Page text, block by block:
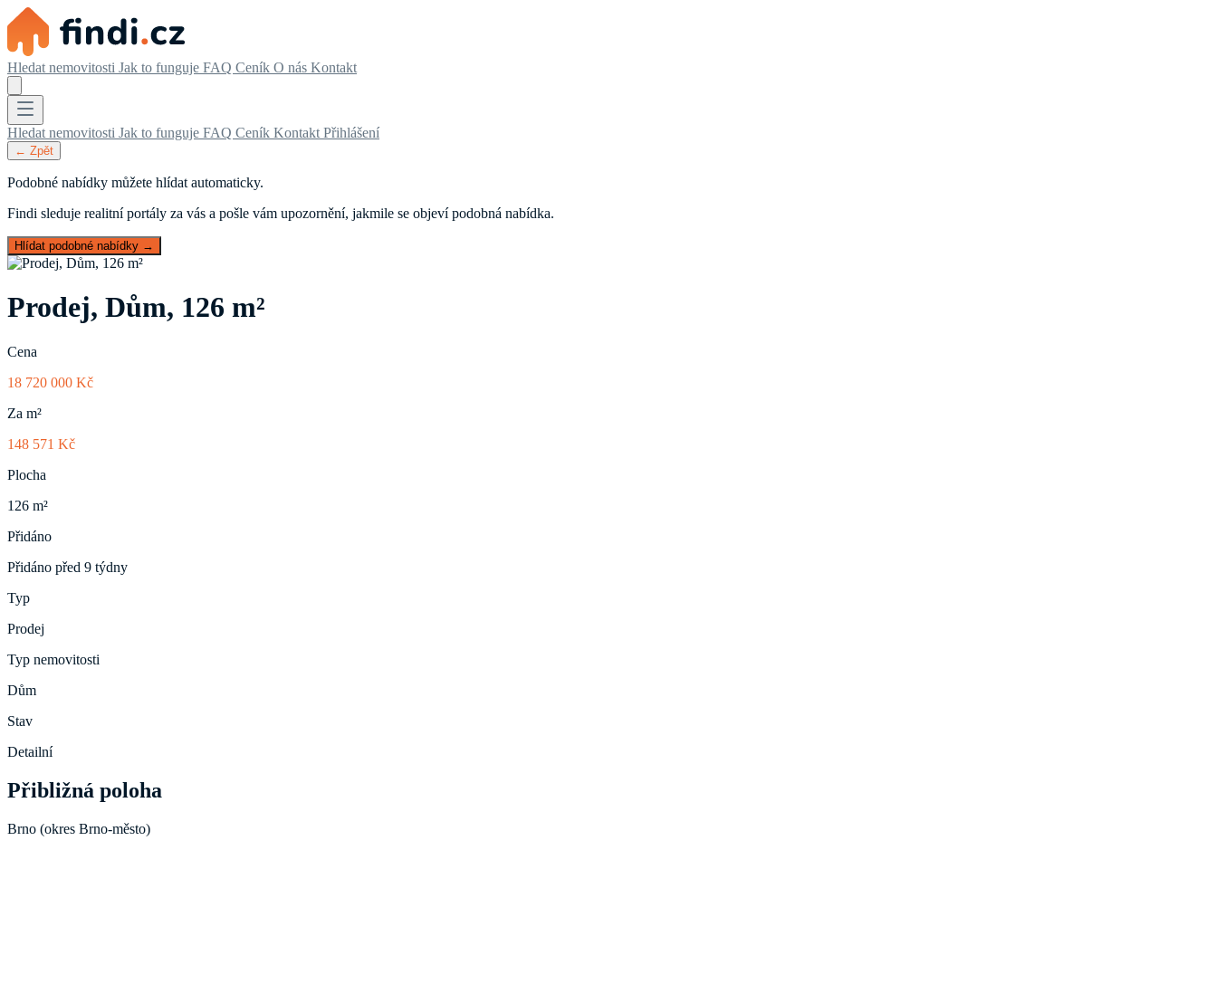
Hledat nemovitosti Jak to funguje FAQ Ceník O nás Kontakt
Hledat nemovitosti Jak to funguje FAQ Ceník Kontakt Přihlášení
← Zpět
Podobné nabídky můžete hlídat automaticky.
Findi sleduje realitní portály za vás a pošle vám upozornění, jakmile se objeví podobná nabídka.
Hlídat podobné nabídky →
Prodej, Dům, 126 m²
Cena
18 720 000 Kč
Za m²
148 571 Kč
Plocha
126 m²
Přidáno
Přidáno před 9 týdny
Typ
Prodej
Typ nemovitosti
Dům
Stav
Detailní
Přibližná poloha
Brno (okres Brno-město)